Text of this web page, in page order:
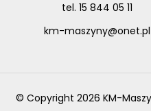
tel. 15 844 05 11
km-maszyny@onet.pl
© Copyright 2026 KM-